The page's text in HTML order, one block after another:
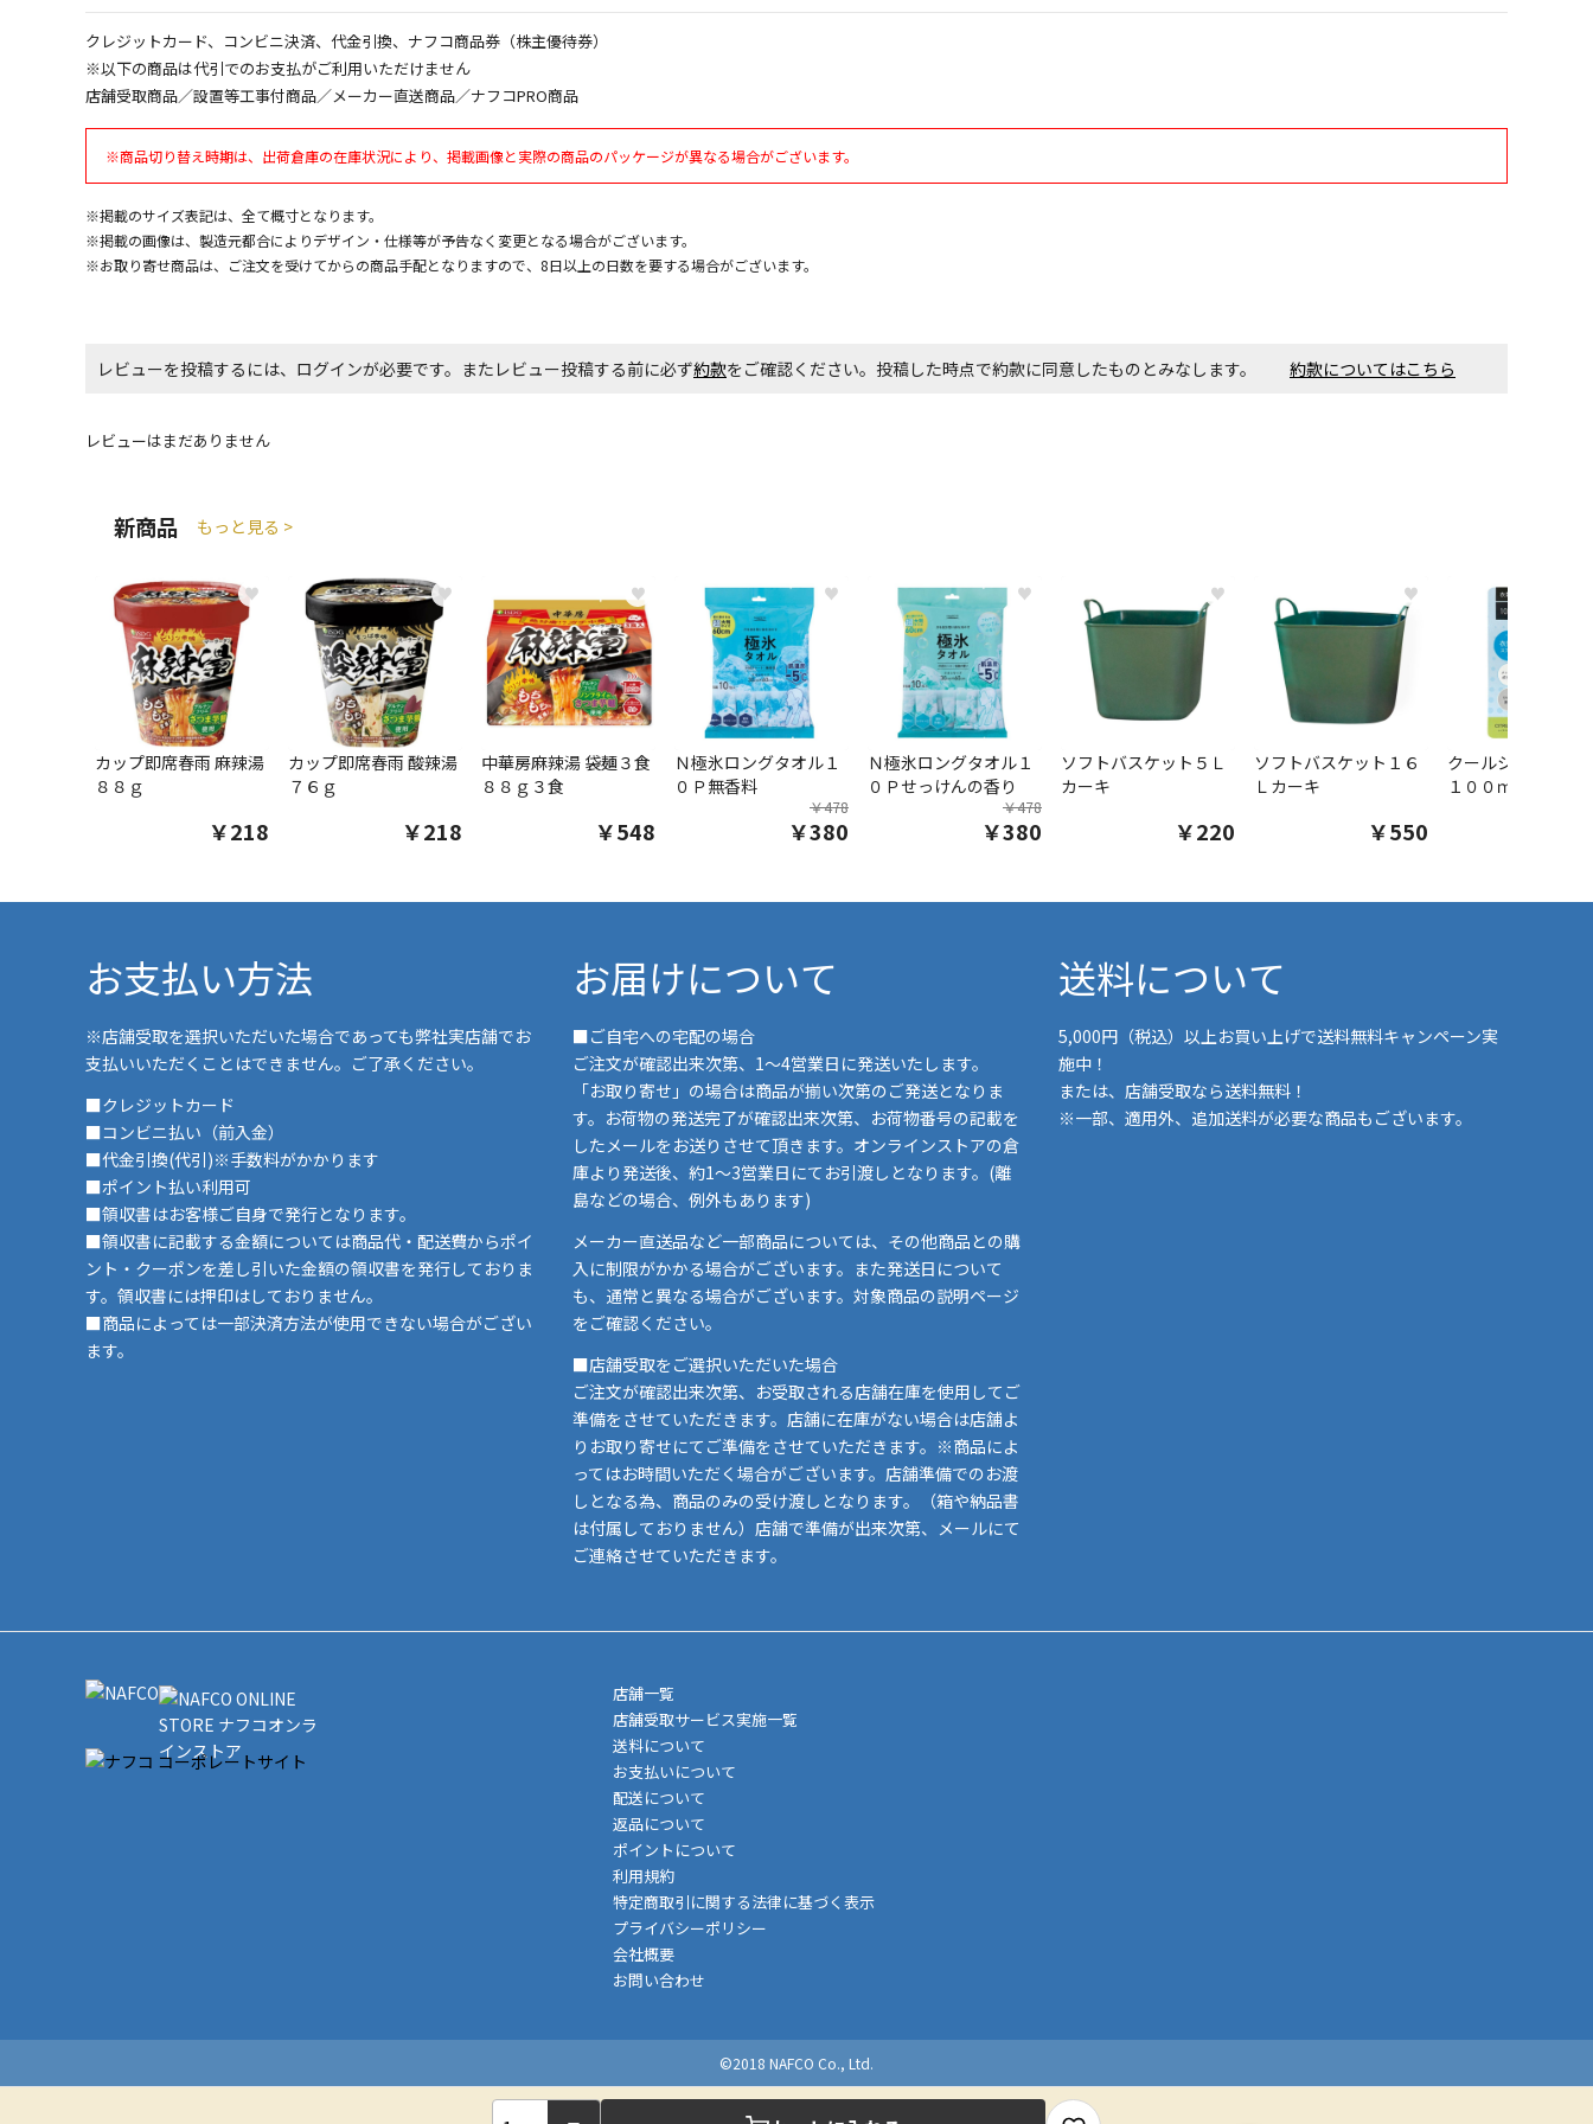
クレジットカード、コンビニ決済、代金引換、ナフコ商品券（株主優待券）
※以下の商品は代引でのお支払がご利用いただけません
店舗受取商品／設置等工事付商品／メーカー直送商品／ナフコPRO商品
※商品切り替え時期は、出荷倉庫の在庫状況により、掲載画像と実際の商品のパッケージが異なる場合がございます。
※掲載のサイズ表記は、全て概寸となります。
※掲載の画像は、製造元都合によりデザイン・仕様等が予告なく変更となる場合がございます。
※お取り寄せ商品は、ご注文を受けてからの商品手配となりますので、8日以上の日数を要する場合がございます。
レビューを投稿するには、ログインが必要です。またレビュー投稿する前に必ず約款をご確認ください。投稿した時点で約款に同意したものとみなします。 約款についてはこちら
レビューはまだありません
新商品 もっと見る >
♥
カップ即席春雨 麻辣湯
８８ｇ
￥218
♥
カップ即席春雨 酸辣湯
７６ｇ
￥218
♥
中華房麻辣湯 袋麺３食
８８ｇ３食
￥548
♥
Ｎ極氷ロングタオル１
０Ｐ無香料
￥478
￥380
♥
Ｎ極氷ロングタオル１
０Ｐせっけんの香り
￥478
￥380
♥
ソフトバスケット５Ｌ
カーキ
￥220
♥
ソフトバスケット１６
Ｌカーキ
￥550
クールシャツスプ
１００ｍｌ
お支払い方法
※店舗受取を選択いただいた場合であっても弊社実店舗でお
支払いいただくことはできません。ご了承ください。
■クレジットカード
■コンビニ払い（前入金）
■代金引換(代引)※手数料がかかります
■ポイント払い利用可
■領収書はお客様ご自身で発行となります。
■領収書に記載する金額については商品代・配送費からポイ
ント・クーポンを差し引いた金額の領収書を発行しておりま
す。領収書には押印はしておりません。
■商品によっては一部決済方法が使用できない場合がござい
ます。
お届けについて
■ご自宅への宅配の場合
ご注文が確認出来次第、1～4営業日に発送いたします。
「お取り寄せ」の場合は商品が揃い次第のご発送となりま
す。お荷物の発送完了が確認出来次第、お荷物番号の記載を
したメールをお送りさせて頂きます。オンラインストアの倉
庫より発送後、約1～3営業日にてお引渡しとなります。(離
島などの場合、例外もあります)
メーカー直送品など一部商品については、その他商品との購
入に制限がかかる場合がございます。また発送日について
も、通常と異なる場合がございます。対象商品の説明ページ
をご確認ください。
■店舗受取をご選択いただいた場合
ご注文が確認出来次第、お受取される店舗在庫を使用してご
準備をさせていただきます。店舗に在庫がない場合は店舗よ
りお取り寄せにてご準備をさせていただきます。※商品によ
ってはお時間いただく場合がございます。店舗準備でのお渡
しとなる為、商品のみの受け渡しとなります。（箱や納品書
は付属しておりません）店舗で準備が出来次第、メールにて
ご連絡させていただきます。
送料について
5,000円（税込）以上お買い上げで送料無料キャンペーン実
施中！
または、店舗受取なら送料無料！
※一部、適用外、追加送料が必要な商品もございます。
店舗一覧
店舗受取サービス実施一覧
送料について
お支払いについて
配送について
返品について
ポイントについて
利用規約
特定商取引に関する法律に基づく表示
プライバシーポリシー
会社概要
お問い合わせ
©2018 NAFCO Co., Ltd.